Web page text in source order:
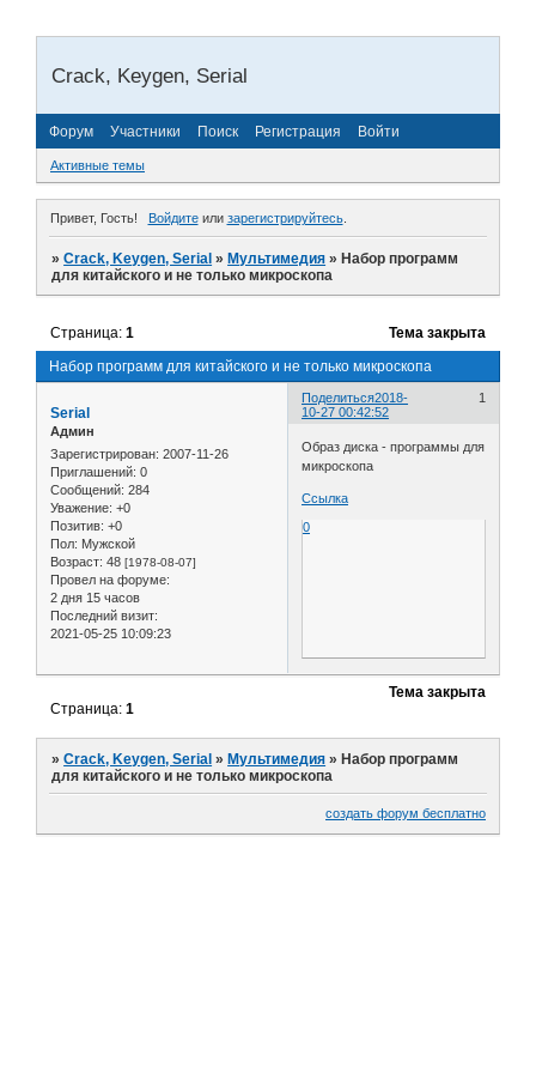
Crack, Keygen, Serial
Форум Участники Поиск Регистрация Войти
Активные темы
Привет, Гость! Войдитеили зарегистрируйтесь.
»Crack, Keygen, Serial »Мультимедия »Набор программ
для китайского и не только микроскопа
Набор программ для китайского и не только микроскопа
Страница:1 Тема закрыта
Поделиться 1
2018-
10-27 00:42:52
Serial
Админ
Зарегистрирован: 2007-11-26
Приглашений: 0
Сообщений: 284
Уважение: +0
Позитив: +0
Пол: Мужской
Возраст: 48 [1978-08-07]
Провел на форуме:
2 дня 15 часов
Последний визит:
2021-05-25 10:09:23
Образ диска - программы для
микроскопа
Ссылка
0
Тема закрыта
Страница:1
»Crack, Keygen, Serial »Мультимедия »Набор программ
для китайского и не только микроскопа
создать форум бесплатно